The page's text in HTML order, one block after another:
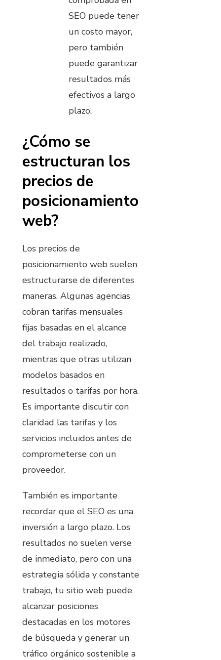
SEO puede tener
un costo mayor,
pero también
puede garantizar
resultados más
efectivos a largo
plazo.
¿Cómo se
estructuran los
precios de
posicionamiento
web?
Los precios de
posicionamiento web suelen
estructurarse de diferentes
maneras. Algunas agencias
cobran tarifas mensuales
fijas basadas en el alcance
del trabajo realizado,
mientras que otras utilizan
modelos basados en
resultados o tarifas por hora.
Es importante discutir con
claridad las tarifas y los
servicios incluidos antes de
comprometerse con un
proveedor.
También es importante
recordar que el SEO es una
inversión a largo plazo. Los
resultados no suelen verse
de inmediato, pero con una
estrategia sólida y constante
trabajo, tu sitio web puede
alcanzar posiciones
destacadas en los motores
de búsqueda y generar un
tráfico orgánico sostenible a